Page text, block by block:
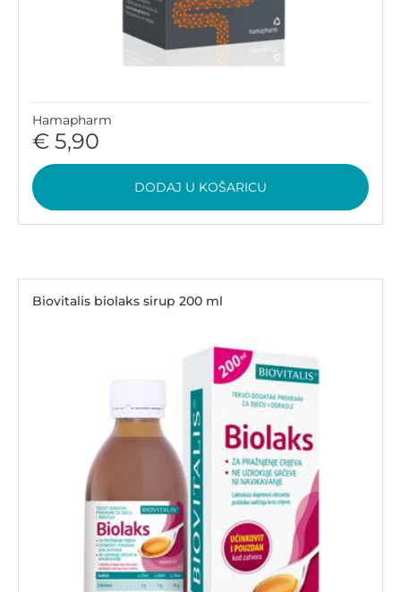
Hamapharm
€ 5,90
DODAJ U KOŠARICU
Biovitalis biolaks sirup 200 ml